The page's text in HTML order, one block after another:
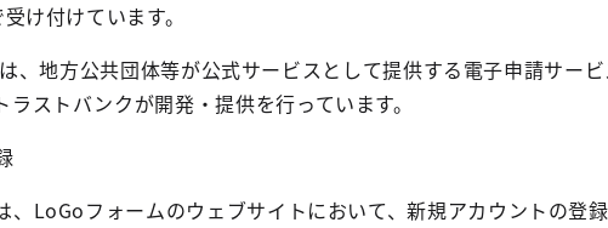
け付けています。
、地方公共団体等が公式サービスとして提供する電子申請サー
ストバンクが開発・提供を行っています。
LoGoフォームのウェブサイトにおいて、新規アカウントの登